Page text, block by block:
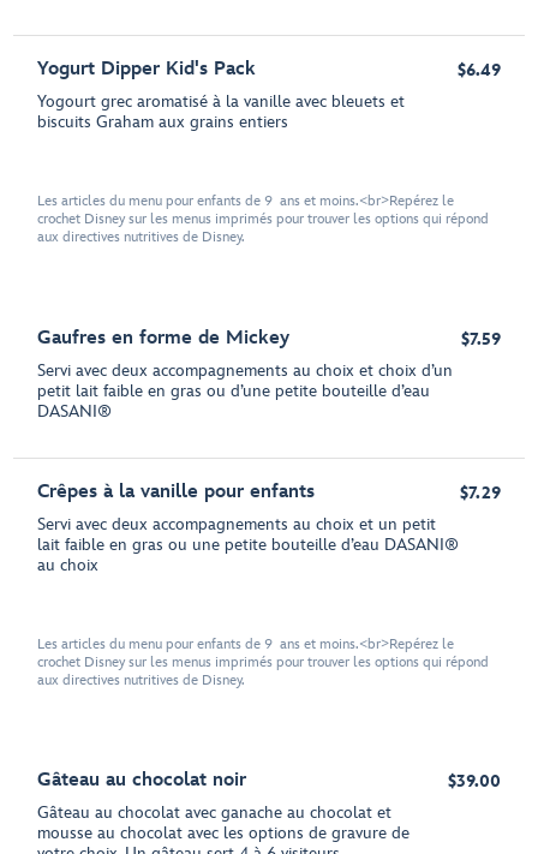
Yogurt Dipper Kid's Pack
Yogourt grec aromatisé à la vanille avec bleuets et
biscuits Graham aux grains entiers
$6.49
Les articles du menu pour enfants de 9 ans et moins.<br>Repérez le
crochet Disney sur les menus imprimés pour trouver les options qui répond
aux directives nutritives de Disney.
Gaufres en forme de Mickey
Servi avec deux accompagnements au choix et choix d’un
petit lait faible en gras ou d’une petite bouteille d’eau
DASANI®
$7.59
Crêpes à la vanille pour enfants
Servi avec deux accompagnements au choix et un petit
lait faible en gras ou une petite bouteille d’eau DASANI®️
au choix
$7.29
Les articles du menu pour enfants de 9 ans et moins.<br>Repérez le
crochet Disney sur les menus imprimés pour trouver les options qui répond
aux directives nutritives de Disney.
Gâteau au chocolat noir
Gâteau au chocolat avec ganache au chocolat et
mousse au chocolat avec les options de gravure de
$39.00